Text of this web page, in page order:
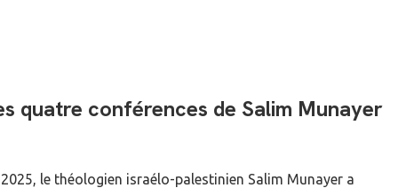
quatre conférences de Salim Munayer
le théologien israélo-palestinien Salim Munayer a